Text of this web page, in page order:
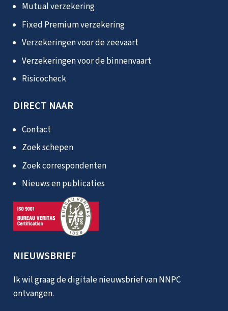
Mutual verzekering
Fixed Premium verzekering
Verzekeringen voor de zeevaart
Verzekeringen voor de binnenvaart
Risicocheck
DIRECT NAAR
Contact
Zoek schepen
Zoek correspondenten
Nieuws en publicaties
NIEUWSBRIEF
Ik wil graag de digitale nieuwsbrief van NNPC
ontvangen.